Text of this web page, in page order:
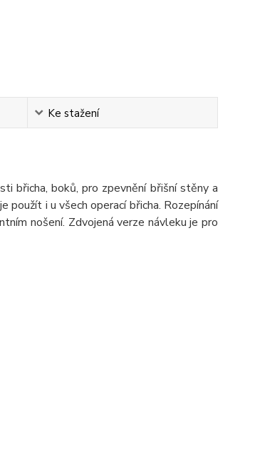
Ke stažení
břicha, boků, pro zpevnění břišní stěny a
použít i u všech operací břicha. Rozepínání
nošení. Zdvojená verze návleku je pro